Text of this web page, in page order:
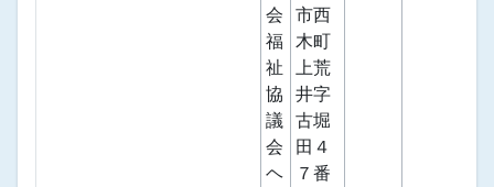
会
福
祉
協
議
会
ヘ
市西
木町
上荒
井字
古堀
田４
７番